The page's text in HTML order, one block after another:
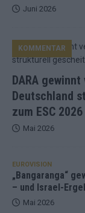
Juni 2026
DARA
Deutschland
zum ESC 2026
KOMMENTAR
Mai 2026
EUROVISION
„Bangaranga“
– und Israel-
Mai 2026